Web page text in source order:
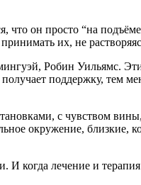
что он просто “на
их, не
Робин Уильямс.
поддержку, тем
с чувством
окружение, близкие,
когда лечение и